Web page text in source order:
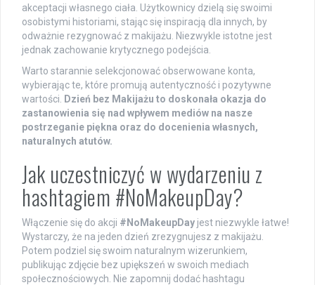
akceptacji własnego ciała. Użytkownicy dzielą się swoimi
osobistymi historiami, stając się inspiracją dla innych, by
odważnie rezygnować z makijażu. Niezwykle istotne jest
jednak zachowanie krytycznego podejścia.
Warto starannie selekcjonować obserwowane konta,
wybierając te, które promują autentyczność i pozytywne
wartości.
Dzień bez Makijażu to doskonała okazja do
zastanowienia się nad wpływem mediów na nasze
postrzeganie piękna oraz do docenienia własnych,
naturalnych atutów.
Jak uczestniczyć w wydarzeniu z
hashtagiem #NoMakeupDay?
Włączenie się do akcji #NoMakeupDay jest niezwykle łatwe!
Wystarczy, że na jeden dzień zrezygnujesz z makijażu.
Potem podziel się swoim naturalnym wizerunkiem,
publikując zdjęcie bez upiększeń w swoich mediach
społecznościowych. Nie zapomnij dodać hashtagu